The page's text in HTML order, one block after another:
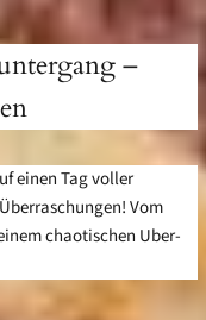
–
einen Tag voller
Vom
chaotischen Uber-